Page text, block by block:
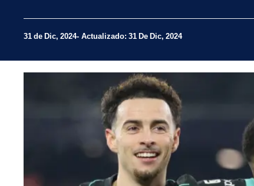
31 de Dic, 2024 Actualizado: 31 De Dic, 2024